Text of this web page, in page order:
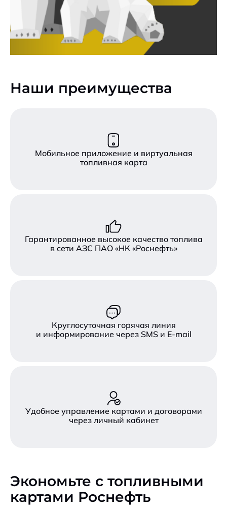
Наши преимущества
Мобильное приложение и виртуальная
топливная карта
Гарантированное высокое качество топлива
в сети АЗС ПАО «НК «Роснефть»
Круглосуточная горячая линия
и информирование через SMS и E-mail
Удобное управление картами и договорами
через личный кабинет
Экономьте с топливными
картами Роснефть